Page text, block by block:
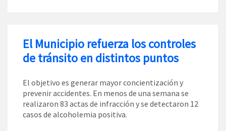
El Municipio refuerza los controles
de tránsito en distintos puntos
El objetivo es generar mayor concientización y
prevenir accidentes. En menos de una semana se
realizaron 83 actas de infracción y se detectaron 12
casos de alcoholemia positiva.